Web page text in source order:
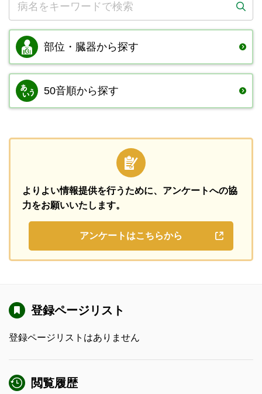
部位・臓器から探す
50音順から探す
よりよい情報提供を行うために、 アンケートへの協
力をお願いいたします。
アンケートはこちらから
登録ページリスト
登録ページリストはありません
閲覧履歴